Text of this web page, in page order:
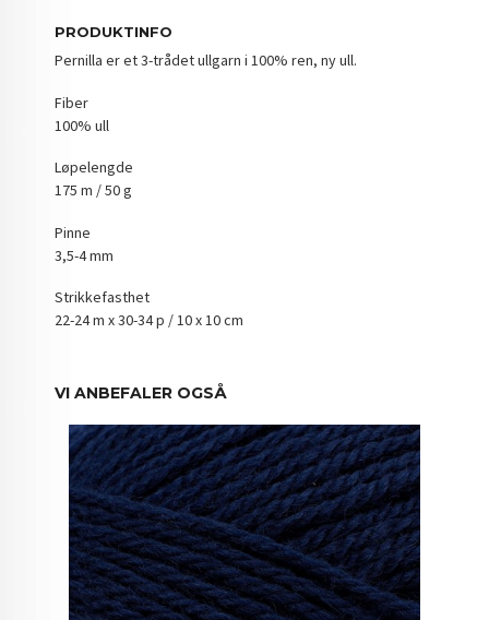
PRODUKTINFO
Pernilla er et 3-trådet ullgarn i 100% ren, ny ull.
Fiber
100% ull
Løpelengde
175 m / 50 g
Pinne
3,5-4 mm
Strikkefasthet
22-24 m x 30-34 p / 10 x 10 cm
VI ANBEFALER OGSÅ